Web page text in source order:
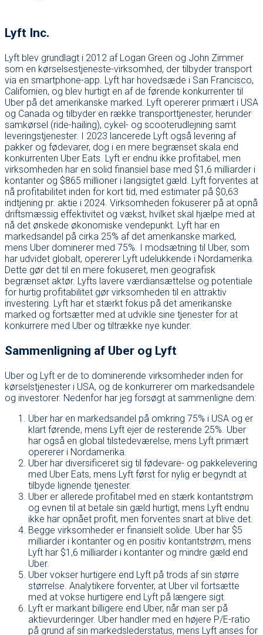
Lyft Inc.
Lyft blev grundlagt i 2012 af Logan Green og John Zimmer
som en kørselsestjeneste-virksomhed, der tilbyder transport
via en smartphone-app. Lyft har hovedsæde i San Francisco,
Californien, og blev hurtigt en af de førende konkurrenter til
Uber på det amerikanske marked. Lyft opererer primært i USA
og Canada og tilbyder en række transporttjenester, herunder
samkørsel (ride-hailing), cykel- og scooterudlejning samt
leveringstjenester. I 2023 lancerede Lyft også levering af
pakker og fødevarer, dog i en mere begrænset skala end
konkurrenten Uber Eats. Lyft er endnu ikke profitabel, men
virksomheden har en solid finansiel base med $1,6 milliarder i
kontanter og $865 millioner i langsigtet gæld. Lyft forventes at
nå profitabilitet inden for kort tid, med estimater på $0,63
indtjening pr. aktie i 2024. Virksomheden fokuserer på at opnå
driftsmæssig effektivitet og vækst, hvilket skal hjælpe med at
nå det ønskede økonomiske vendepunkt. Lyft har en
markedsandel på cirka 25% af det amerikanske marked,
mens Uber dominerer med 75%. I modsætning til Uber, som
har udvidet globalt, opererer Lyft udelukkende i Nordamerika.
Dette gør det til en mere fokuseret, men geografisk
begrænset aktør. Lyfts lavere værdiansættelse og potentiale
for hurtig profitabilitet gør virksomheden til en attraktiv
investering. Lyft har et stærkt fokus på det amerikanske
marked og fortsætter med at udvikle sine tjenester for at
konkurrere med Uber og tiltrække nye kunder.
Sammenligning af Uber og Lyft
Uber og Lyft er de to dominerende virksomheder inden for
kørselstjenester i USA, og de konkurrerer om markedsandele
og investorer. Nedenfor har jeg forsøgt at sammenligne dem:
Uber har en markedsandel på omkring 75% i USA og er
klart førende, mens Lyft ejer de resterende 25%. Uber
har også en global tilstedeværelse, mens Lyft primært
opererer i Nordamerika.
Uber har diversificeret sig til fødevare- og pakkelevering
med Uber Eats, mens Lyft først for nylig er begyndt at
tilbyde lignende tjenester.
Uber er allerede profitabel med en stærk kontantstrøm
og evnen til at betale sin gæld hurtigt, mens Lyft endnu
ikke har opnået profit, men forventes snart at blive det.
Begge virksomheder er finansielt solide. Uber har $5
milliarder i kontanter og en positiv kontantstrøm, mens
Lyft har $1,6 milliarder i kontanter og mindre gæld end
Uber.
Uber vokser hurtigere end Lyft på trods af sin større
størrelse. Analytikere forventer, at Uber vil fortsætte
med at vokse hurtigere end Lyft på længere sigt.
Lyft er markant billigere end Uber, når man ser på
aktievurderinger. Uber handler med en højere P/E-ratio
på grund af sin markedslederstatus, mens Lyft anses for